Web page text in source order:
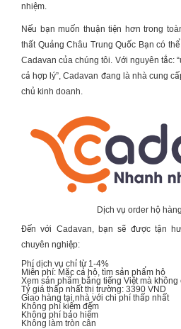
nhiệm.
Nếu bạn muốn thuận tiện hơn trong
thất Quảng Châu Trung Quốc Bạn có
Cadavan của chúng tôi. Với nguyên tắc:
cả hợp lý”, Cadavan đang là nhà cung
chủ kinh doanh.
Dịch vụ order hộ
Đến với Cadavan, bạn sẽ được tận
chuyên nghiệp:
Phí dịch vụ chỉ từ 1-4%
Miễn phí: Mặc cả hộ, tìm sản phẩm hộ
Xem sản phẩm bằng tiếng Việt mà
Tỷ giá thấp nhất thị trường: 3390 VND
Giao hàng tại nhà với chi phí thấp nhất
Không phí kiểm đếm
Không phí bảo hiểm
Không làm tròn cân